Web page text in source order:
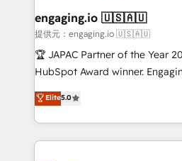
drive real business results.
View, SuperOffice) - Custom
Business Central, Navision, AX,
focus on growing B2B
such as manufacturing, SaaS,
partner, we know how
That's why we have developed
engaging.io 🇺🇸🇦🇺
提供元：engaging.io 🇺🇸🇦🇺
🏆 JAPAC Partner of the Year
HubSpot Award winner. Engaging.io is one of
HubSpot’s most experienced
globally, delivering complex
implementations for 16+
completed across APAC and
Elite5.0